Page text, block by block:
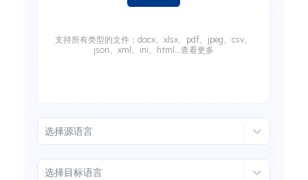
支持所有类型的文件：docx、xlsx、pdf、jpeg、csv、
json、xml、ini、html...查看更多
选择源语言
选择目标语言